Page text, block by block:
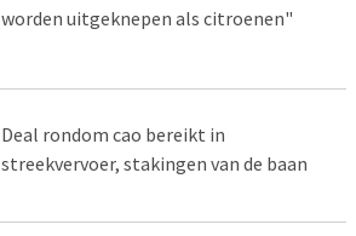
worden uitgeknepen als citroenen"
Deal rondom cao bereikt in
streekvervoer, stakingen van de baan